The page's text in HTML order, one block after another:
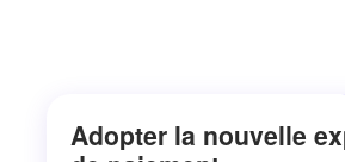
Adopter la nouvelle